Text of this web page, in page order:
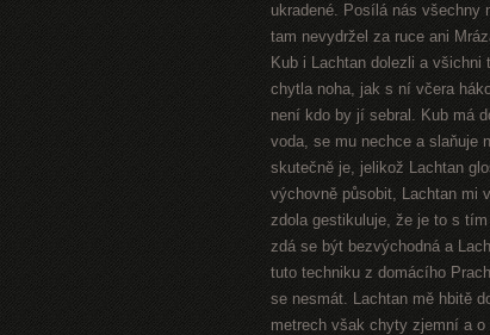
ukradené. Posílá nás všechny
tam nevydržel za ruce ani
Kub i Lachtan dolezli a
chytla noha, jak s ní včera
není kdo by jí sebral. Kub má
voda, se mu nechce a slaňuje
skutečně je, jelikož Lachtan
výchovně působit, Lachtan mi
zdola gestikuluje, že je to s
zdá se být bezvýchodná a
tuto techniku z domácího
se nesmát. Lachtan mě hbitě
metrech však chyty zjemní a